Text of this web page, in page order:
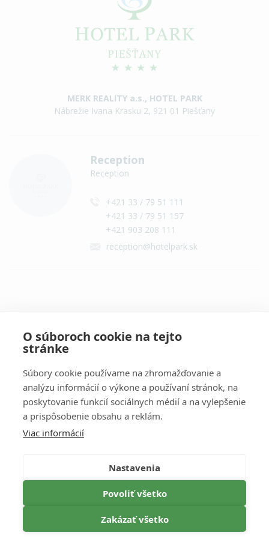
MERK REALITY a.s., HOTEL PARK
Nábrežie Ivana Krasku 2, 921 01 Piešťany
Reception
Reception
+421 33 / 79 51 111
+421 33 / 79 51 157
+421 903 208 111
reception@hotelpark.sk
Information
CANCELLATION POLICY
© Hotel Park Piešťany 2025All rights reserved
O súboroch cookie na tejto
stránke
Súbory cookie používame na zhromažďovanie a
analýzu informácií o výkone a používaní stránok, na
poskytovanie funkcií sociálnych médií a na vylepšenie
a prispôsobenie obsahu a reklám.
Viac informácií
Nastavenia
Povoliť všetko
Zakázať všetko